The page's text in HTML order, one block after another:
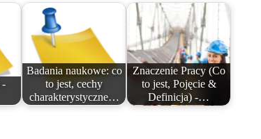
-
Badania naukowe: co
to jest, cechy
charakterystyczne…
Znaczenie Pracy (Co
to jest, Pojęcie &
Definicja) -…